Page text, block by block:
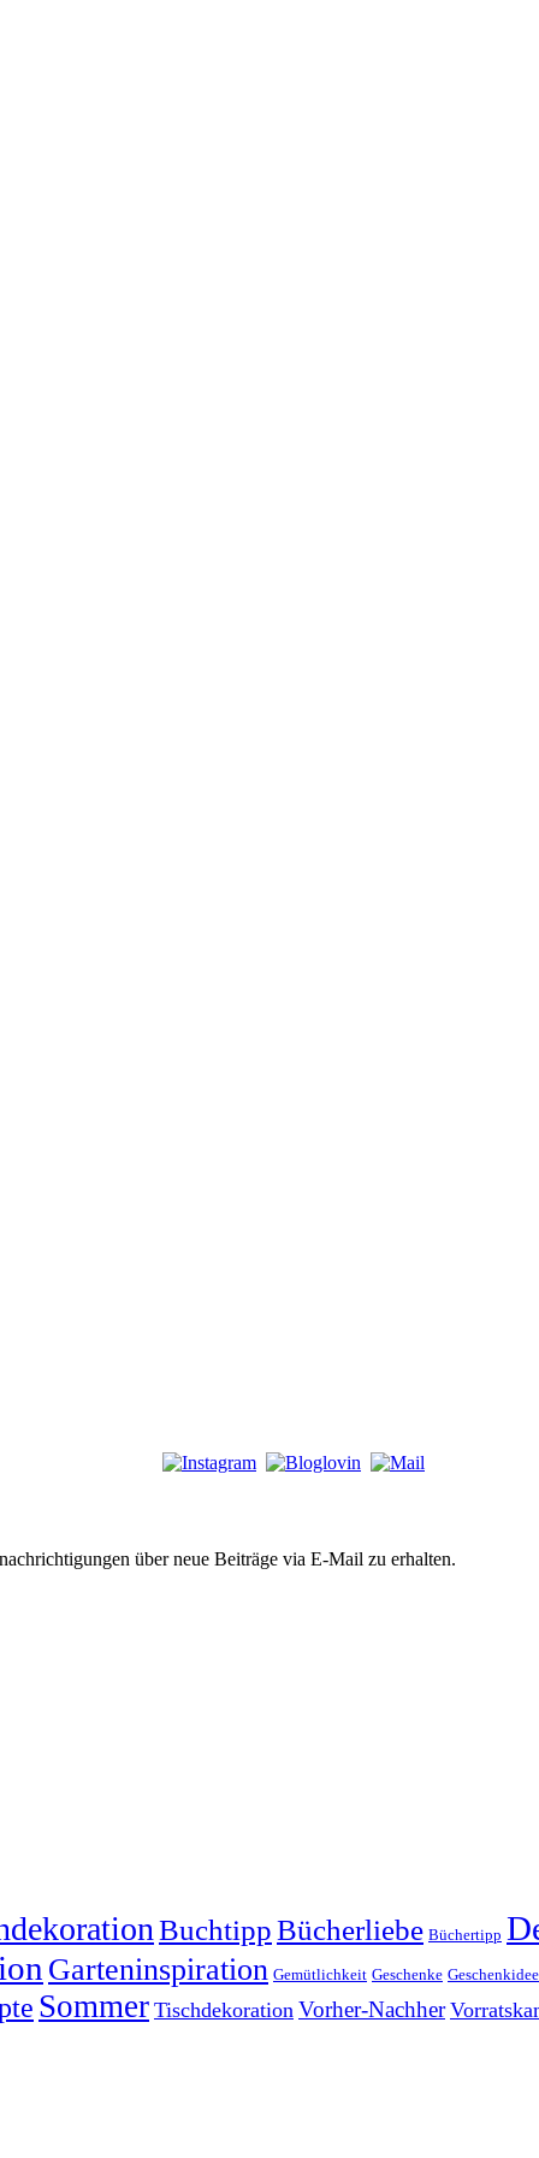
über neue Beiträge via E-Mail zu erhalten.
BuchtippBücherliebe Büchertipp
Garteninspiration Gemütlichkeit Geschenke
Sommer Tischdekoration Vorher-Nachher